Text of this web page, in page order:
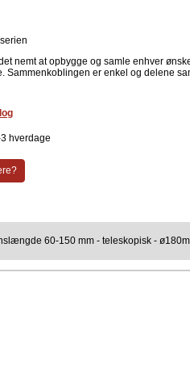
nemt at opbygge og samle enhver
Sammenkoblingen er enkel og delene
hverdage
60-150 mm - teleskopisk -